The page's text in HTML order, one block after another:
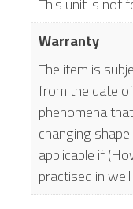
Warranty
The item is
from the date
phenomena
changing
applicable if
practised in